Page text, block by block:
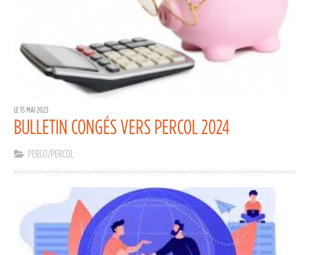
LE 15 MAI 2023
BULLETIN CONGÉS VERS PERCOL 2024
PERCO/PERCOL